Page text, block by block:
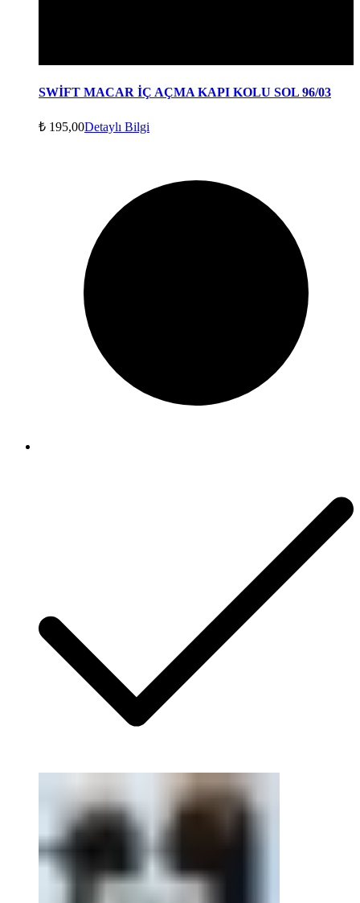
SWİFT MACAR İÇ AÇMA KAPI KOLU SOL 96/03
₺ 195,00Detaylı Bilgi